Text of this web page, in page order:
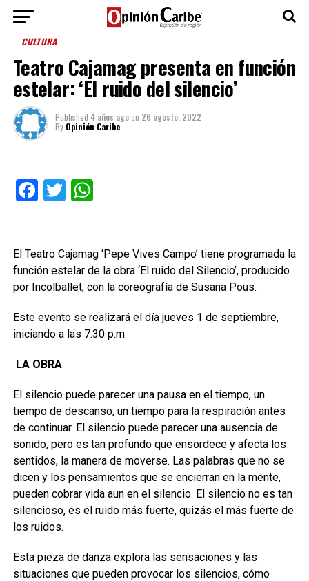
CULTURA
Teatro Cajamag presenta en función
estelar: ‘El ruido del silencio’
Published 4 años agoon 26 agosto, 2022
By Opinión Caribe
Facebook
TwitterWhatsApp
El Teatro Cajamag ‘Pepe Vives Campo’ tiene programada la
función estelar de la obra ‘El ruido del Silencio’, producido
por Incolballet, con la coreografía de Susana Pous.
Este evento se realizará el día jueves 1 de septiembre,
iniciando a las 7:30 p.m.
LA OBRA
El silencio puede parecer una pausa en el tiempo, un
tiempo de descanso, un tiempo para la respiración antes
de continuar. El silencio puede parecer una ausencia de
sonido, pero es tan profundo que ensordece y afecta los
sentidos, la manera de moverse. Las palabras que no se
dicen y los pensamientos que se encierran en la mente,
pueden cobrar vida aun en el silencio. El silencio no es tan
silencioso, es el ruido más fuerte, quizás el más fuerte de
los ruidos.
Esta pieza de danza explora las sensaciones y las
situaciones que pueden provocar los silencios, cómo